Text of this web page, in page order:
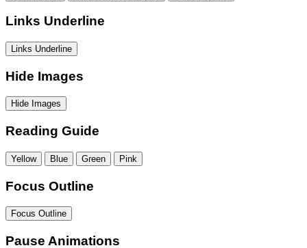
Links Underline
Links Underline
Hide Images
Hide Images
Reading Guide
Yellow Blue Green Pink
Focus Outline
Focus Outline
Pause Animations